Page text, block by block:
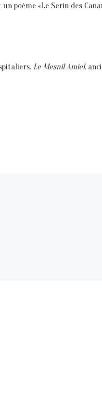
poème «Le Serin des
Le Mesnil Amiel,